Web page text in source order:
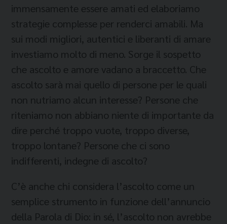
immensamente essere amati ed elaboriamo
strategie complesse per renderci amabili. Ma
sui modi migliori, autentici e liberanti di amare
investiamo molto di meno. Sorge il sospetto
che ascolto e amore vadano a braccetto. Che
ascolto sarà mai quello di persone per le quali
non nutriamo alcun interesse? Persone che
riteniamo non abbiano niente di importante da
dire perché troppo vuote, troppo diverse,
troppo lontane? Persone che ci sono
indifferenti, indegne di ascolto?
C’è anche chi considera l’ascolto come un
semplice strumento in funzione dell’annuncio
della Parola di Dio: in sé, l’ascolto non avrebbe